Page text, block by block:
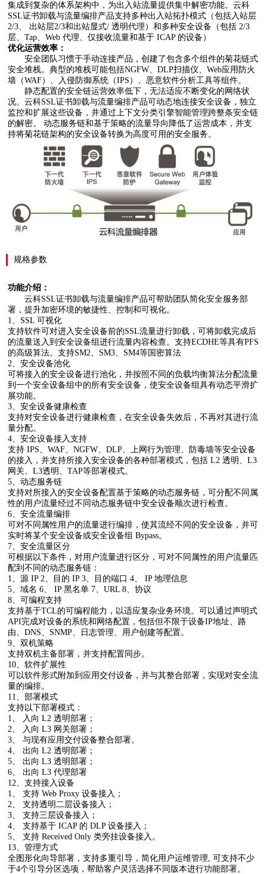
集成到复杂的体系架构中，为出入站流量提供集中解密功能。云科
SSL证书卸载与流量编排产品支持多种出入站拓扑模式（包括入站层
2/3、 出站层2/3和出站显式/ 透明代理）和多种安全设备（包括 2/3
层、Tap、Web 代理、仅接收流量和基于 ICAP 的设备）
优化运营效率：
安全团队习惯于手动连接产品，创建了包含多个组件的菊花链式
安全堆栈。典型的堆栈可能包括NGFW、DLP扫描仪、Web应用防火
墙（WAF）、入侵防御系统（IPS）、恶意软件分析工具等组件。
静态配置的安全链运营效率低下，无法适应不断变化的网络状
况。云科SSL证书卸载与流量编排产品可动态地连接安全设备，独立
监控和扩展这些设备，并通过上下文分类引擎智能管理跨整条安全链
的解密。 动态服务链和基于策略的流量导向降低了运营成本，并支
持将菊花链架构的安全设备转换为高度可用的安全服务。
规格参数
功能介绍：
云科SSL证书卸载与流量编排产品可帮助团队简化安全服务部
署，提升加密环境的敏捷性、控制和可视化。
1、SSL 可视化
支持软件可对进入安全设备前的SSL流量进行卸载，可将卸载完成后
的流量送入到安全设备组进行流量内容检查。支持ECDHE等具有PFS
的高级算法。支持SM2、SM3、SM4等国密算法
2、安全设备池化
可将接入的安全设备进行池化，并按照不同的负载均衡算法分配流量
到一个安全设备组中的所有安全设备，使安全设备组具有动态平滑扩
展功能。
3、安全设备健康检查
支持对安全设备进行健康检查，在安全设备失效后，不再对其进行流
量分配。
4、安全设备接入支持
支持 IPS、WAF、NGFW、DLP、上网行为管理、防毒墙等安全设备
的接入，并支持所接入安全设备的各种部署模式，包括 L2 透明、L3
网关、L3透明、TAP等部署模式。
5、动态服务链
支持对所接入的安全设备配置基于策略的动态服务链，可分配不同属
性的用户流量经过不同动态服务链中安全设备顺次进行检查。
6、安全流量编排
可对不同属性用户的流量进行编排，使其流经不同的安全设备，并可
实时将某个安全设备或安全设备组 Bypass。
7、安全流量区分
可根据以下条件，对用户流量进行区分，可对不同属性的用户流量匹
配到不同的动态服务链：
1、源 IP 2、目的 IP 3、目的端口 4、 IP 地理信息
5、域名 6、 IP 黑名单 7、URL 8、协议
8、可编程支持
支持基于TCL的可编程能力，以适应复杂业务环境。可以通过声明式
API完成对设备的系统和网络配置，包括但不限于设备IP地址、路
由、DNS、SNMP、日志管理、用户创建等配置。
9、双机策略
支持双机主备部署，并支持配置同步。
10、软件扩展性
可以软件形式附加到应用交付设备，并与其整合部署，实现对安全流
量的编排。
11、部署模式
支持以下部署模式：
1、 入向 L2 透明部署；
2、 入向 L3 网关部署；
3、 与现有应用交付设备整合部署。
4、 出向 L2 透明部署；
5、 出向 L3 透明部署；
6、 出向 L3 代理部署
12、支持接入设备
1、 支持 Web Proxy 设备接入；
2、 支持透明二层设备接入；
3、 支持三层设备接入；
4、 支持基于 ICAP 的 DLP 设备接入；
5、 支持 Received Only 类旁挂设备接入。
13、管理方式
全图形化向导部署，支持多重引导，简化用户运维管理, 可支持不少
于4个引导分区选项，帮助客户灵活选择不同版本进行功能部署。